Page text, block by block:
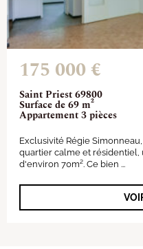
Saint Priest 69800
Surface de 69 m²
Appartement 3 pièces
175 000 €
Exclusivité Régie
quartier calme et résidentiel,
d'environ 70m². Ce bien ...